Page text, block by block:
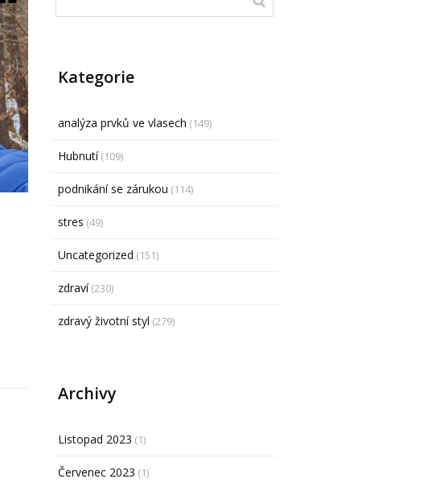
Kategorie
analýza prvků ve vlasech (149)
Hubnutí(109)
podnikání se zárukou (114)
stres (49)
Uncategorized (151)
zdraví(230)
zdravý životní styl (279)
Archivy
Listopad 2023 (1)
Červenec 2023 (1)